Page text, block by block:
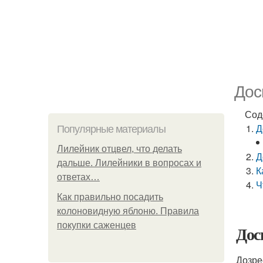
Популярные материалы
Лилейник отцвел, что делать
дальше. Лилейники в вопросах и
ответах…
Как правильно посадить
колоновидную яблоню. Правила
покупки саженцев